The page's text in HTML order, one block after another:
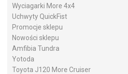
Wyciagarki More 4x4
Uchwyty QuickFist
Promocje sklepu
Nowości sklepu
Amfibia Tundra
Yotoda
Toyota J120 More Cruiser